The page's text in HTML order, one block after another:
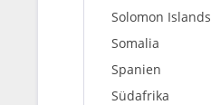
Solomon Islands
Somalia
Spanien
Südafrika